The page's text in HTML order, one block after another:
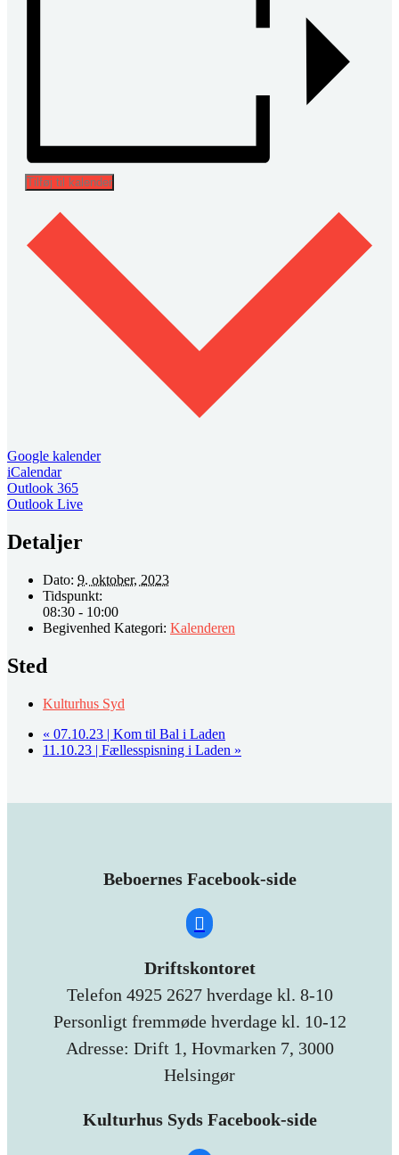
Tilføj til kalender
Google kalender
iCalendar
Outlook 365
Outlook Live
Detaljer
Dato: 9. oktober, 2023
Tidspunkt:
08:30 - 10:00
Begivenhed Kategori: Kalenderen
Sted
Kulturhus Syd
« 07.10.23 | Kom til Bal i Laden
11.10.23 | Fællesspisning i Laden »
Beboernes Facebook-side
Driftskontoret
Telefon 4925 2627 hverdage kl. 8-10
Personligt fremmøde hverdage kl. 10-12
Adresse: Drift 1, Hovmarken 7, 3000
Helsingør
Kulturhus Syds Facebook-side